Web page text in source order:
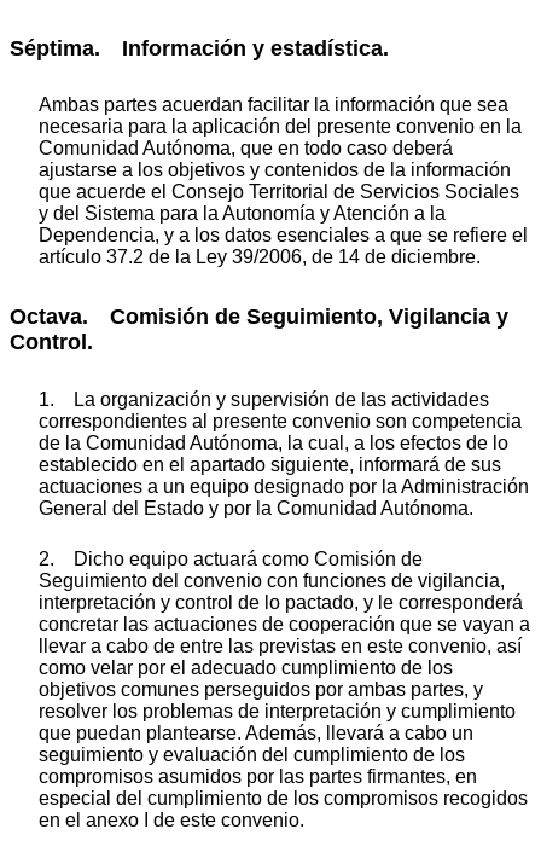
Séptima. Información y estadística.
Ambas partes acuerdan facilitar la información que sea
necesaria para la aplicación del presente convenio en la
Comunidad Autónoma, que en todo caso deberá
ajustarse a los objetivos y contenidos de la información
que acuerde el Consejo Territorial de Servicios Sociales
y del Sistema para la Autonomía y Atención a la
Dependencia, y a los datos esenciales a que se refiere el
artículo 37.2 de la Ley 39/2006, de 14 de diciembre.
Octava. Comisión de Seguimiento, Vigilancia y
Control.
1. La organización y supervisión de las actividades
correspondientes al presente convenio son competencia
de la Comunidad Autónoma, la cual, a los efectos de lo
establecido en el apartado siguiente, informará de sus
actuaciones a un equipo designado por la Administración
General del Estado y por la Comunidad Autónoma.
2. Dicho equipo actuará como Comisión de
Seguimiento del convenio con funciones de vigilancia,
interpretación y control de lo pactado, y le corresponderá
concretar las actuaciones de cooperación que se vayan a
llevar a cabo de entre las previstas en este convenio, así
como velar por el adecuado cumplimiento de los
objetivos comunes perseguidos por ambas partes, y
resolver los problemas de interpretación y cumplimiento
que puedan plantearse. Además, llevará a cabo un
seguimiento y evaluación del cumplimiento de los
compromisos asumidos por las partes firmantes, en
especial del cumplimiento de los compromisos recogidos
en el anexo I de este convenio.